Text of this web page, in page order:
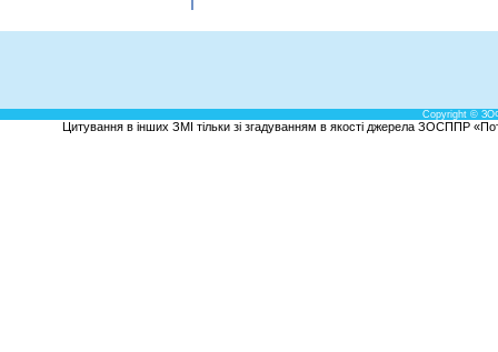
Copyright ©
Цитування в інших ЗМІ тільки зі згадуванням в якості джерела ЗОСППР